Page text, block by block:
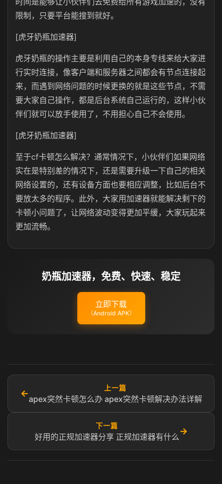
限制，只要平台能搜到就好。
[虎牙奶瓶加速器]
虎牙奶瓶的操作主要是利用自己的本身专线来给大家进
行实时连接，像客户端和服务器之间都会有节点连接起
来，而遇到网络问题的时候更换的就是这些节点，不需
要大家自己操作，都是后台系统自己运行的，这样小伙
伴们就可以放手使用了，不用担心自己不会使用。
[虎牙奶瓶加速器]
至于cf卡顿怎么解决？通常情况下，小伙伴们如果网络
实在是特别差的情况下，还是需要升级一下自己的相关
网络设置的，还有设备方面也要相应调整，比如后台不
要放太多的程序。此外，大家用加速器就能解决剩下的
卡顿小问题了，让网络波动变得更加平缓，大家玩起来
更加流畅。
奶瓶加速器，免费、快速、稳定
立即下载
（Android APK）
←
上一篇
apex突然卡顿怎么办 apex突然卡顿解决办法详解
下一篇
好用的正规加速器分享 正规加速器有什么
→